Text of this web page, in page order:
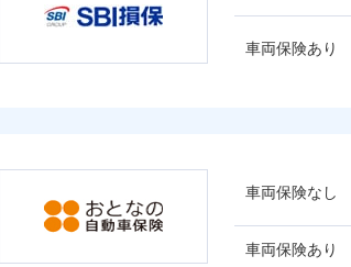
車両保険あり
車両保険なし
車両保険あり